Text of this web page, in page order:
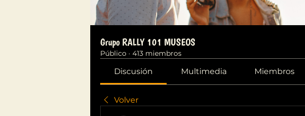
Grupo RALLY 101 MUSEOS
Público · 413 miembros
Discusión Multimedia Miembros
Volver